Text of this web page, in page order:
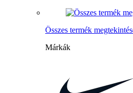
Összes termék
Márkák